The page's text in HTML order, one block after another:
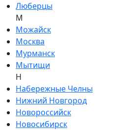
Люберцы
М
Можайск
Москва
Мурманск
Мытищи
Н
Набережные Челны
Нижний Новгород
Новороссийск
Новосибирск